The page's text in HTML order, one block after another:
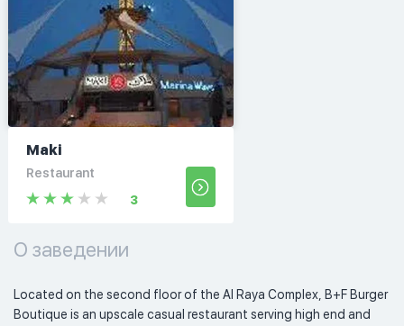
Maki
Restaurant
3
О заведении
Located on the second floor of the Al Raya Complex, B+F Burger
Boutique is an upscale casual restaurant serving high end and